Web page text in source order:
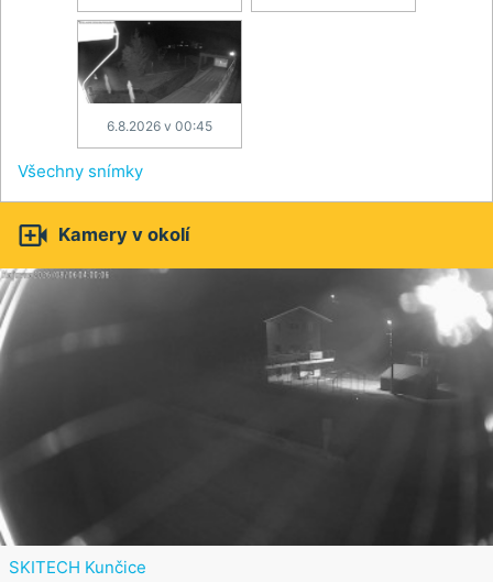
6.8.2026 v 00:45
Všechny snímky
 Kamery v okolí
SKITECH Kunčice